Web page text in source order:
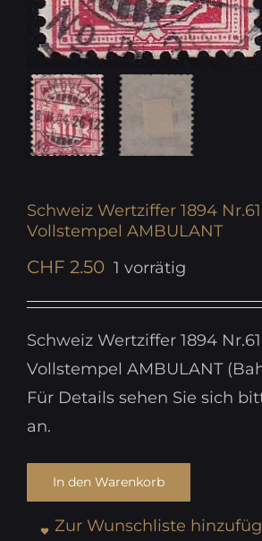
Schweiz Wertziffer 1894
Vollstempel AMBULANT
CHF 2.50 1 vorrätig
Schweiz Wertziffer 1894
Vollstempel AMBULANT
Für Details sehen Sie sich
an.
In den Warenkorb
Zur Wunschliste